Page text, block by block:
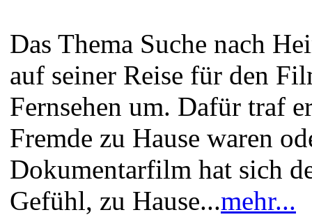
Das Thema Suche nach
auf seiner Reise für den
Fernsehen um. Dafür traf
Fremde zu Hause waren
Dokumentarfilm hat sich
Gefühl, zu Hause...mehr...